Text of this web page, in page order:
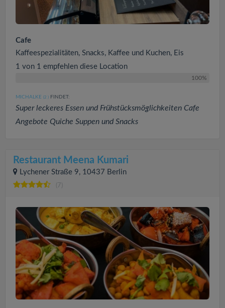
Cafe
Kaffeespezialitäten, Snacks, Kaffee und Kuchen, Eis
1 von 1 empfehlen diese Location
100%
MICHALKE (2 ) FINDET:
Super leckeres Essen und Frühstücksmöglichkeiten Cafe
Angebote Quiche Suppen und Snacks
Restaurant Meena Kumari
Lychener Straße 9, 10437 Berlin
(7)